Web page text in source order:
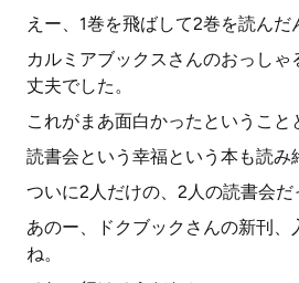
えー、1巻を飛ばして2巻を読んだ
カルミアブックスさんのおっしゃ
丈夫でした。
これがまあ面白かったということ
読書会という幸福という本も読み
ついに2人だけの、2人の読書会だ
あのー、ドクブックさんの新刊、
ね。